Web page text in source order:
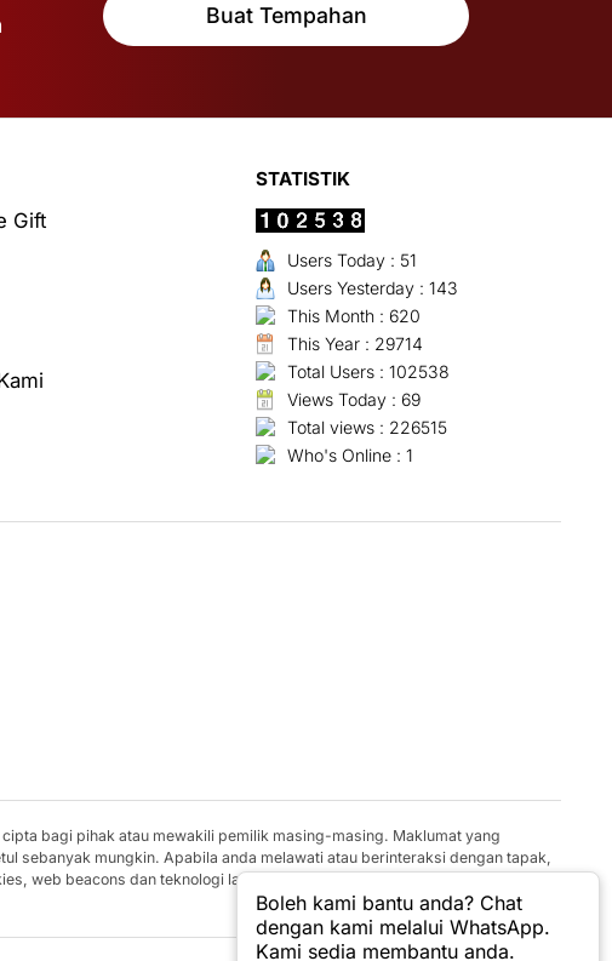
Buat Tempahan
Gift
STATISTIK
Users Today : 51
Users Yesterday : 143
This Month : 620
This Year : 29714
Total Users : 102538
Views Today : 69
Total views : 226515
Who's Online : 1
bagi pihak atau mewakili pemilik masing-masing. Maklumat yang
sebanyak mungkin. Apabila anda melawati atau berinteraksi dengan tapak,
web beacons dan teknologi lain yang serupa untuk menyimpan maklumat
Boleh kami bantu anda? Chat
dengan kami melalui WhatsApp.
Kami sedia membantu anda.